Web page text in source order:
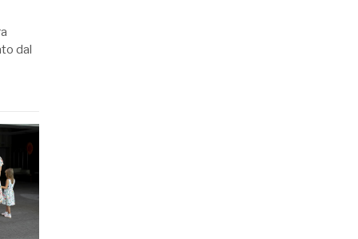
dal